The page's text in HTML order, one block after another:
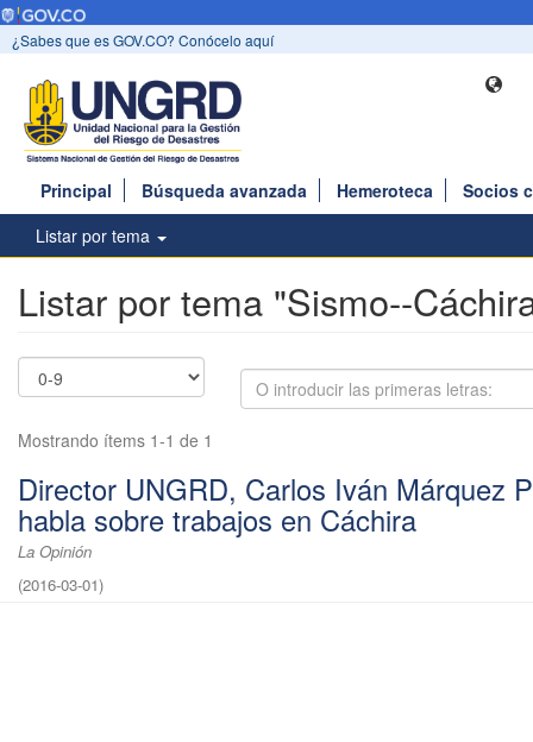
¿Sabes que es GOV.CO? Conócelo aquí
Principal Búsqueda avanzada Hemeroteca
Socios
Listar por tema
Listar por tema "Sismo--
Mostrando ítems 1-1 de 1
Director UNGRD, Carlos Iván Márquez
habla sobre trabajos en Cáchira
La Opinión
(2016-03-01)